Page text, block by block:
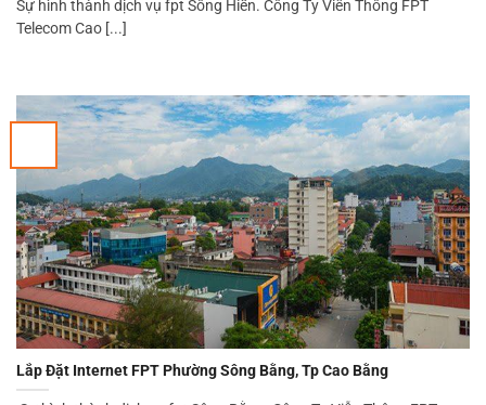
Sự hình thành dịch vụ fpt Sông Hiến. Công Ty Viễn Thông FPT
Telecom Cao [...]
Lắp Đặt Internet FPT Phường Sông Bằng, Tp Cao Bằng